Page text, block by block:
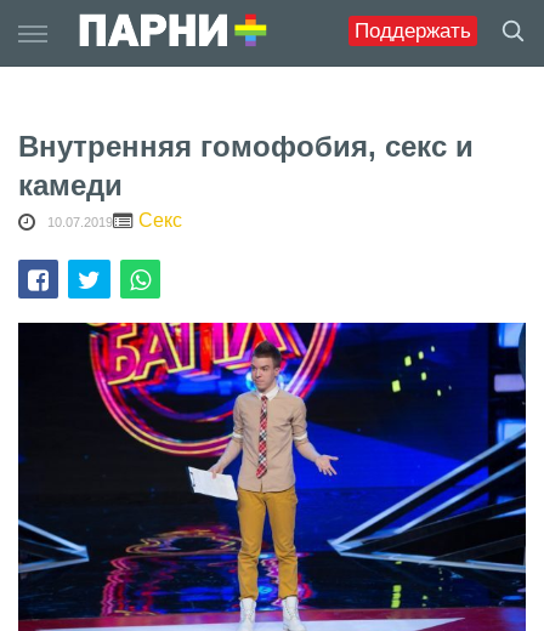
Поддержать
to
content
Внутренняя гомофобия, секс и
камеди
10.07.2019 Секс